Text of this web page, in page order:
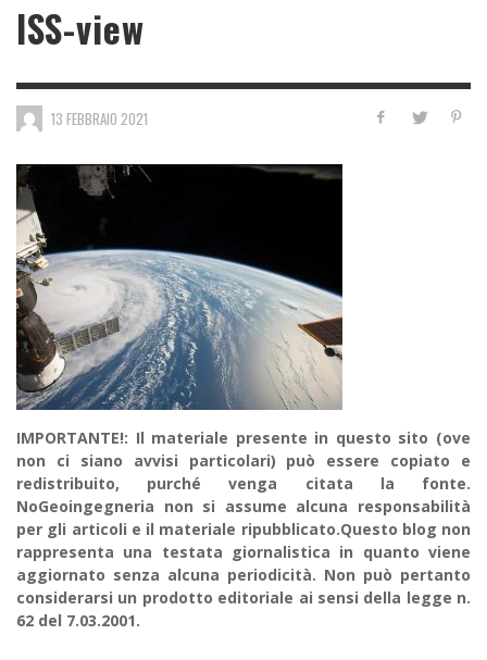
ISS-view
13 FEBBRAIO 2021
IMPORTANTE!: Il materiale presente in questo sito (ove
non ci siano avvisi particolari) può essere copiato e
redistribuito, purché venga citata la fonte.
NoGeoingegneria non si assume alcuna responsabilità
per gli articoli e il materiale ripubblicato.Questo blog non
rappresenta una testata giornalistica in quanto viene
aggiornato senza alcuna periodicità. Non può pertanto
considerarsi un prodotto editoriale ai sensi della legge n.
62 del 7.03.2001.